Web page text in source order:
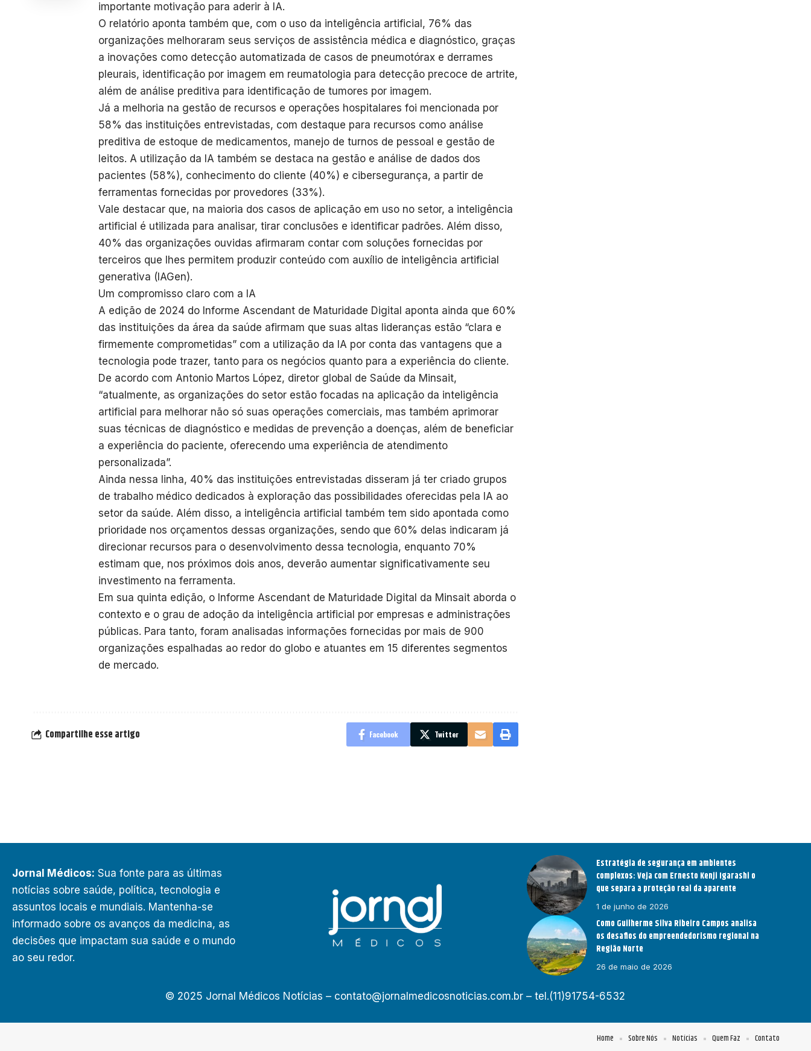
importante motivação para aderir à IA.
O relatório aponta também que, com o uso da inteligência artificial, 76% das
organizações melhoraram seus serviços de assistência médica e diagnóstico, graças
a inovações como detecção automatizada de casos de pneumotórax e derrames
pleurais, identificação por imagem em reumatologia para detecção precoce de artrite,
além de análise preditiva para identificação de tumores por imagem.
Já a melhoria na gestão de recursos e operações hospitalares foi mencionada por
58% das instituições entrevistadas, com destaque para recursos como análise
preditiva de estoque de medicamentos, manejo de turnos de pessoal e gestão de
leitos. A utilização da IA também se destaca na gestão e análise de dados dos
pacientes (58%), conhecimento do cliente (40%) e cibersegurança, a partir de
ferramentas fornecidas por provedores (33%).
Vale destacar que, na maioria dos casos de aplicação em uso no setor, a inteligência
artificial é utilizada para analisar, tirar conclusões e identificar padrões. Além disso,
40% das organizações ouvidas afirmaram contar com soluções fornecidas por
terceiros que lhes permitem produzir conteúdo com auxílio de inteligência artificial
generativa (IAGen).
Um compromisso claro com a IA
A edição de 2024 do Informe Ascendant de Maturidade Digital aponta ainda que 60%
das instituições da área da saúde afirmam que suas altas lideranças estão “clara e
firmemente comprometidas” com a utilização da IA por conta das vantagens que a
tecnologia pode trazer, tanto para os negócios quanto para a experiência do cliente.
De acordo com Antonio Martos López, diretor global de Saúde da Minsait,
“atualmente, as organizações do setor estão focadas na aplicação da inteligência
artificial para melhorar não só suas operações comerciais, mas também aprimorar
suas técnicas de diagnóstico e medidas de prevenção a doenças, além de beneficiar
a experiência do paciente, oferecendo uma experiência de atendimento
personalizada”.
Ainda nessa linha, 40% das instituições entrevistadas disseram já ter criado grupos
de trabalho médico dedicados à exploração das possibilidades oferecidas pela IA ao
setor da saúde. Além disso, a inteligência artificial também tem sido apontada como
prioridade nos orçamentos dessas organizações, sendo que 60% delas indicaram já
direcionar recursos para o desenvolvimento dessa tecnologia, enquanto 70%
estimam que, nos próximos dois anos, deverão aumentar significativamente seu
investimento na ferramenta.
Em sua quinta edição, o Informe Ascendant de Maturidade Digital da Minsait aborda o
contexto e o grau de adoção da inteligência artificial por empresas e administrações
públicas. Para tanto, foram analisadas informações fornecidas por mais de 900
organizações espalhadas ao redor do globo e atuantes em 15 diferentes segmentos
de mercado.
Compartilhe esse artigo Facebook Twitter
Jornal Médicos: Sua fonte para as últimas
notícias sobre saúde, política, tecnologia e
assuntos locais e mundiais. Mantenha-se
informado sobre os avanços da medicina, as
decisões que impactam sua saúde e o mundo
ao seu redor.
Estratégia de segurança em ambientes
complexos: Veja com Ernesto Kenji Igarashi o
que separa a proteção real da aparente
1 de junho de 2026
Como Guilherme Silva Ribeiro Campos analisa
os desafios do empreendedorismo regional na
Região Norte
26 de maio de 2026
© 2025 Jornal Médicos Notícias – contato@jornalmedicosnoticias.com.br– tel.(11)91754-6532
Home Sobre Nós Notícias Quem Faz Contato